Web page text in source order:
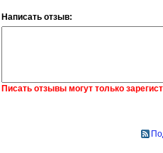
Написать отзыв:
Писать отзывы могут только